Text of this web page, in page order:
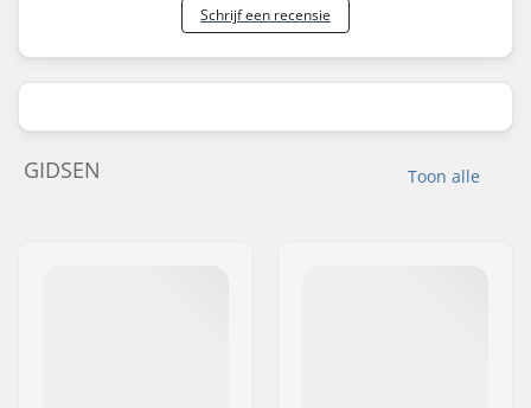
Schrijf een recensie
Toon alle
GIDSEN